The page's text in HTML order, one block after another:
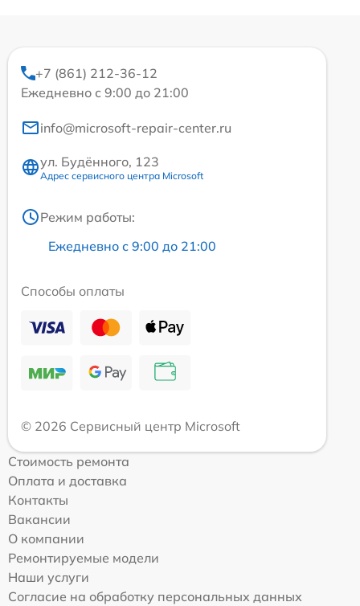
+7 (861) 212-36-12
Ежедневно с 9:00 до 21:00
info@microsoft-repair-center.ru
ул. Будённого, 123
Адрес сервисного центра Microsoft
Режим работы:
Ежедневно с 9:00 до 21:00
Способы оплаты
© 2026 Сервисный центр Microsoft
Стоимость ремонта
Оплата и доставка
Контакты
Вакансии
О компании
Ремонтируемые модели
Наши услуги
Согласие на обработку персональных данных